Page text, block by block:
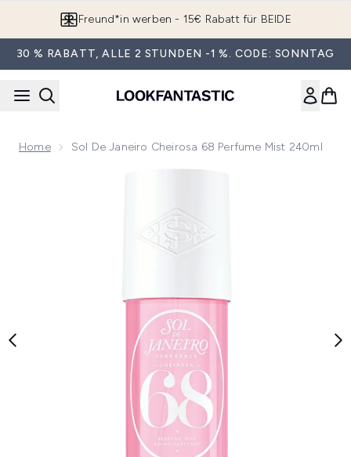
Freund*in werben - 15€ Rabatt für BEIDE
30 % RABATT, ALLE 2 STUNDEN -1 %. CODE: SONNTAG
Home Sol De Janeiro Cheirosa 68 Perfume Mist 240ml
Now showing image 1 Sol de Janeiro Cheirosa 68 Perfume